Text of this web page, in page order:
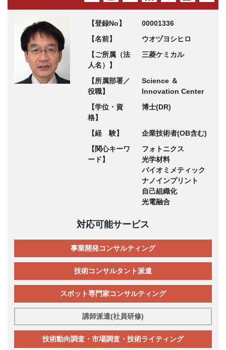
【登録No】
00001336
【名前】
ウオヅヨシヒロ
【ご所属（法
人名）】
三菱ケミカル
【所属部署／
役職】
Science ＆
Innovation Center
【学位・資
格】
博士(DR)
【経 験】
企業技術者(OB含む)
【関心キーワ
ード】
フォトニクス
光学材料
バイオミメティック
ナノインプリント
自己組織化
光電融合
対応可能サービス
事業開発コンサルティング
技術コンサルタント派遣
スポット専門家コンサルティング
講師派遣(社員研修)
技術動向調査・市場調査・技術ライティング